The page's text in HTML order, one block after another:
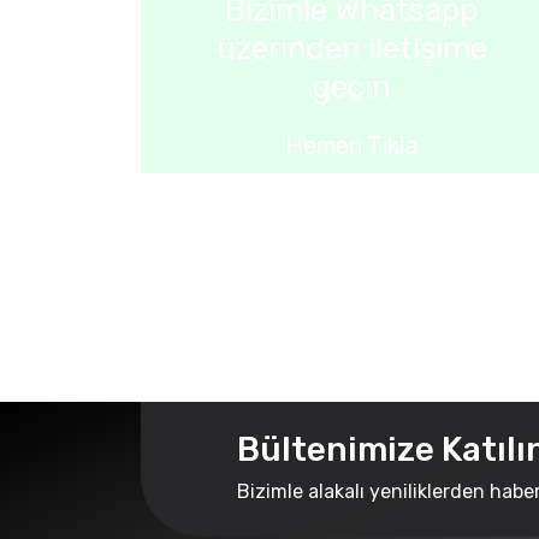
Bizimle Whatsapp
üzerinden iletişime
geçin
Hemen Tıkla
Bültenimize
Bizimle alakalı yeniliklerden